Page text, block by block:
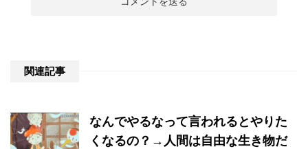
関連記事
なんでやるなって言われるとやりた
くなるの？→人間は自由な生き物だ